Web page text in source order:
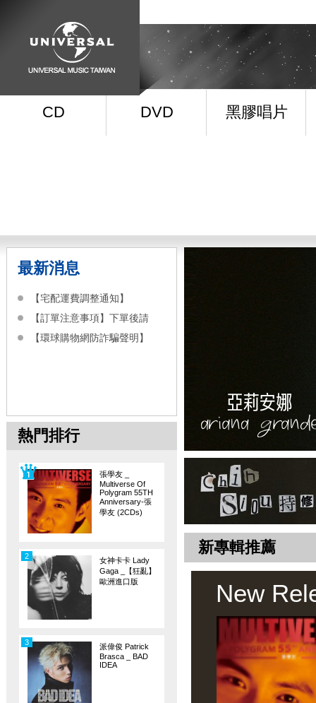
CD DVD 黑膠唱片
最新消息
【宅配運費調整通知】
【訂單注意事項】下單後請
【環球購物網防詐騙聲明】
熱門排行
張學友 _
Multiverse Of
Polygram 55TH
Anniversary-張
學友 (2CDs)
女神卡卡 Lady
Gaga _【狂亂】
歐洲進口版
2
派偉俊 Patrick
Brasca _ BAD
IDEA
3
新專輯推薦
New